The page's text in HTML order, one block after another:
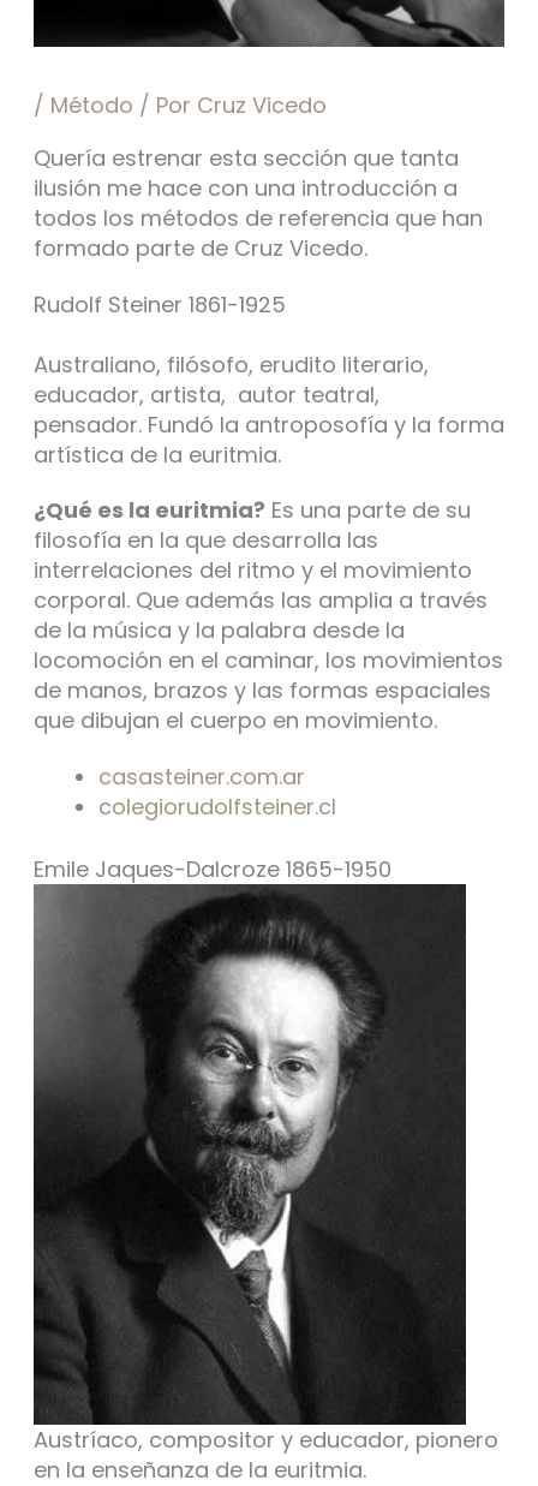
/ Método / Por Cruz Vicedo
Quería estrenar esta sección que tanta
ilusión me hace con una introducción a
todos los métodos de referencia que han
formado parte de Cruz Vicedo.
Rudolf Steiner 1861-1925
Australiano, filósofo, erudito literario,
educador, artista, autor teatral,
pensador. Fundó la antroposofía y la forma
artística de la euritmia.
¿Qué es la euritmia? Es una parte de su
filosofía en la que desarrolla las
interrelaciones del ritmo y el movimiento
corporal. Que además las amplia a través
de la música y la palabra desde la
locomoción en el caminar, los movimientos
de manos, brazos y las formas espaciales
que dibujan el cuerpo en movimiento.
casasteiner.com.ar
colegiorudolfsteiner.cl
Emile Jaques-Dalcroze 1865-1950
Austríaco, compositor y educador, pionero
en la enseñanza de la euritmia.